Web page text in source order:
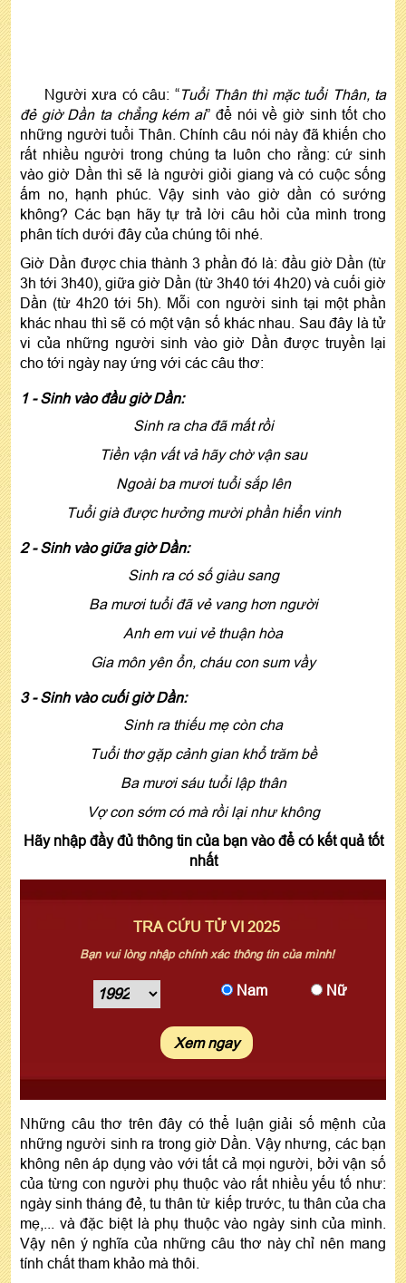
Người xưa có câu: “Tuổi Thân thì mặc tuổi Thân, ta
đẻ giờ Dần ta chẳng kém ai” để nói về giờ sinh tốt cho
những người tuổi Thân. Chính câu nói này đã khiến cho
rất nhiều người trong chúng ta luôn cho rằng: cứ sinh
vào giờ Dần thì sẽ là người giỏi giang và có cuộc sống
ấm no, hạnh phúc. Vậy sinh vào giờ dần có sướng
không? Các bạn hãy tự trả lời câu hỏi của mình trong
phân tích dưới đây của chúng tôi nhé.
Giờ Dần được chia thành 3 phần đó là: đầu giờ Dần (từ
3h tới 3h40), giữa giờ Dần (từ 3h40 tới 4h20) và cuối giờ
Dần (từ 4h20 tới 5h). Mỗi con người sinh tại một phần
khác nhau thì sẽ có một vận số khác nhau. Sau đây là tử
vi của những người sinh vào giờ Dần được truyền lại
cho tới ngày nay ứng với các câu thơ:
1 - Sinh vào đầu giờ Dần:
Sinh ra cha đã mất rồi
Tiền vận vất vả hãy chờ vận sau
Ngoài ba mươi tuổi sắp lên
Tuổi già được hưởng mười phần hiển vinh
2 - Sinh vào giữa giờ Dần:
Sinh ra có số giàu sang
Ba mươi tuổi đã vẻ vang hơn người
Anh em vui vẻ thuận hòa
Gia môn yên ổn, cháu con sum vầy
3 - Sinh vào cuối giờ Dần:
Sinh ra thiếu mẹ còn cha
Tuổi thơ gặp cảnh gian khổ trăm bề
Ba mươi sáu tuổi lập thân
Vợ con sớm có mà rồi lại như không
Hãy nhập đầy đủ thông tin của bạn vào để có kết quả tốt
nhất
TRA CỨU TỬ VI 2025
Bạn vui lòng nhập chính xác thông tin của mình!
Nam Nữ
Xem ngay
Những câu thơ trên đây có thể luận giải số mệnh của
những người sinh ra trong giờ Dần. Vậy nhưng, các bạn
không nên áp dụng vào với tất cả mọi người, bởi vận số
của từng con người phụ thuộc vào rất nhiều yếu tố như:
ngày sinh tháng đẻ, tu thân từ kiếp trước, tu thân của cha
mẹ,... và đặc biệt là phụ thuộc vào ngày sinh của mình.
Vậy nên ý nghĩa của những câu thơ này chỉ nên mang
tính chất tham khảo mà thôi.